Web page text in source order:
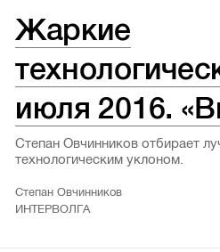
Жаркие
июля 2016.
Степан Овчинников отбирает
технологическим уклоном.
Степан Овчинников
ИНТЕРВОЛГА